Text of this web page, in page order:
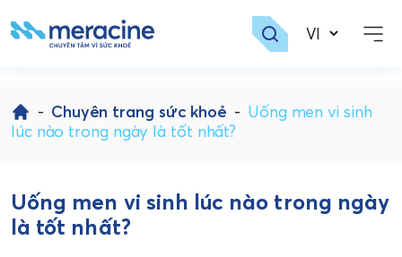
to
content
- Chuyên trang sức khoẻ - Uống men vi sinh
lúc nào trong ngày là tốt nhất?
Uống men vi sinh lúc nào trong ngày
là tốt nhất?